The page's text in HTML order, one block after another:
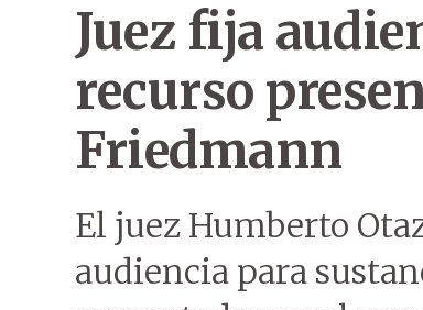
Juez fija
recurso
Friedmann
El juez Humberto
audiencia para